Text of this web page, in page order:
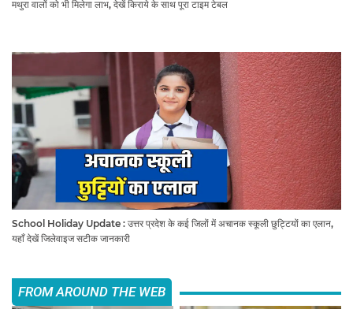
मथुरा वालों को भी मिलेगा लाभ, देखें किराये के साथ पूरा टाइम टेबल
School Holiday Update : उत्तर प्रदेश के कई जिलों में अचानक स्कूली छुट्टियों का एलान,
यहाँ देखें जिलेवाइज सटीक जानकारी
FROM AROUND THE WEB